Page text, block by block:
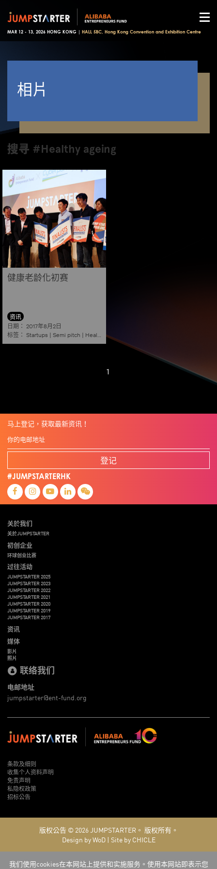
MAR 12 - 13, 2026 HONG KONG | HALL 5BC, Hong Kong Convention and Exhibition Centre
相片
搜寻 #Healthy ageing
健康老龄化初赛
资讯
日期： 2017年8月2日
标签： Startups | Semi pitch | Healthy ageing
1
马上登记，获取最新资讯！
登记
#JUMPSTARTERHK
关於我们
关於JUMPSTARTER
初创企业
环球创业比赛
过往活动
JUMPSTARTER 2025
JUMPSTARTER 2023
JUMPSTARTER 2022
JUMPSTARTER 2021
JUMPSTARTER 2020
JUMPSTARTER 2019
JUMPSTARTER 2017
资讯
媒体
影片
照片
联络我们
电邮地址
jumpstarter@ent-fund.org
条款及细则
收集个人资料声明
免责声明
私隐权政策
招标公告
版权公告 © 2026JUMPSTARTER。 版权所有。
Design by WoD| Site by CHICLE
我们使用cookies在本网站上提供和实施服务。使用本网站即表示您